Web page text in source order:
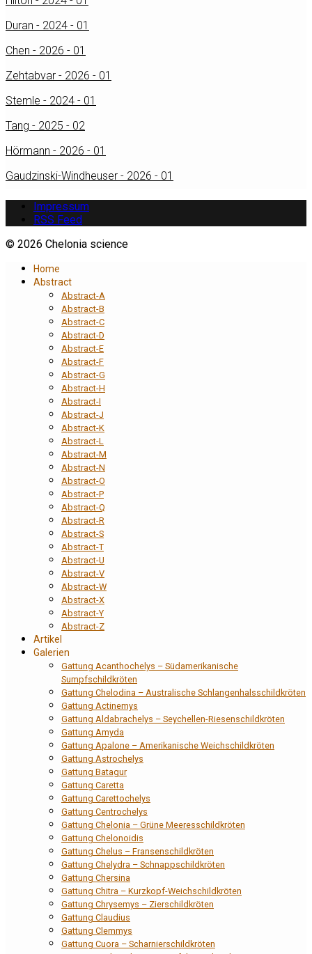
Duran - 2024 - 01
Chen - 2026 - 01
Zehtabvar - 2026 - 01
Stemle - 2024 - 01
Tang - 2025 - 02
Hörmann - 2026 - 01
Gaudzinski-Windheuser - 2026 - 01
Impressum
RSS Feed
© 2026 Chelonia science
Home
Abstract
Abstract-A
Abstract-B
Abstract-C
Abstract-D
Abstract-E
Abstract-F
Abstract-G
Abstract-H
Abstract-I
Abstract-J
Abstract-K
Abstract-L
Abstract-M
Abstract-N
Abstract-O
Abstract-P
Abstract-Q
Abstract-R
Abstract-S
Abstract-T
Abstract-U
Abstract-V
Abstract-W
Abstract-X
Abstract-Y
Abstract-Z
Artikel
Galerien
Gattung Acanthochelys – Südamerikanische
Sumpfschildkröten
Gattung Chelodina – Australische Schlangenhalsschildkröten
Gattung Actinemys
Gattung Aldabrachelys – Seychellen-Riesenschildkröten
Gattung Amyda
Gattung Apalone – Amerikanische Weichschildkröten
Gattung Astrochelys
Gattung Batagur
Gattung Caretta
Gattung Carettochelys
Gattung Centrochelys
Gattung Chelonia – Grüne Meeresschildkröten
Gattung Chelonoidis
Gattung Chelus – Fransenschildkröten
Gattung Chelydra – Schnappschildkröten
Gattung Chersina
Gattung Chitra – Kurzkopf-Weichschildkröten
Gattung Chrysemys – Zierschildkröten
Gattung Claudius
Gattung Clemmys
Gattung Cuora – Scharnierschildkröten